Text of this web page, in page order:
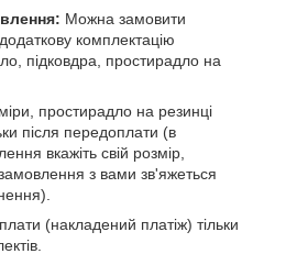
Можна замовити
комплектацію
підковдра, простирадло на
простирадло на резинці
після передоплати (в
вкажіть свій розмір,
з вами зв'яжеться
(накладений платіж) тільки